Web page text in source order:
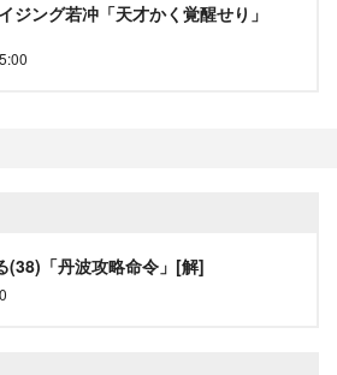
ジング若冲「天才かく覚醒せり」
(38)「丹波攻略命令」[解]